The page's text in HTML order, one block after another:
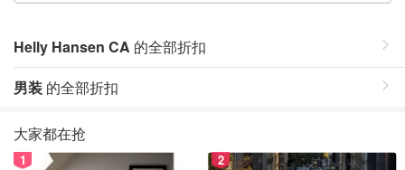
Helly Hansen CA 的全部折扣
男装 的全部折扣
大家都在抢
1 2